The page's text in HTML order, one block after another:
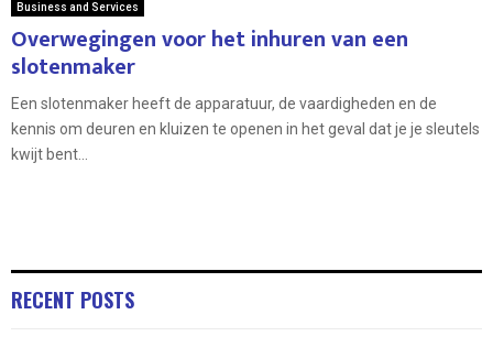
Business and Services
Overwegingen voor het inhuren van een
slotenmaker
Een slotenmaker heeft de apparatuur, de vaardigheden en de
kennis om deuren en kluizen te openen in het geval dat je je sleutels
kwijt bent...
RECENT POSTS